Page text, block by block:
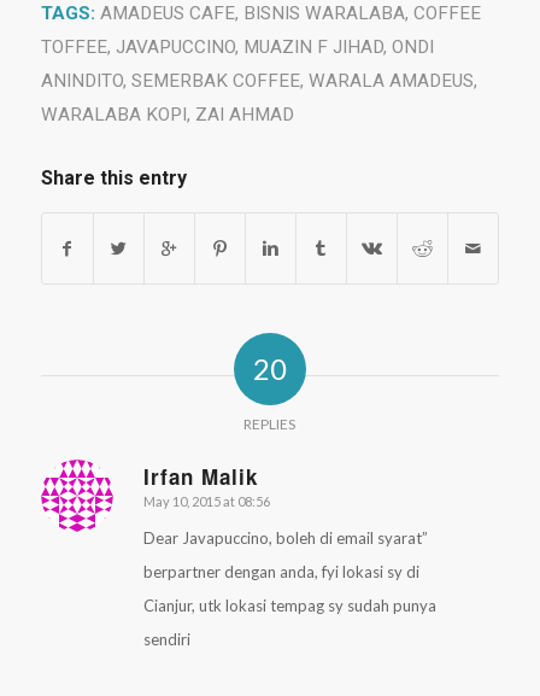
TAGS: AMADEUS CAFE, BISNIS WARALABA, COFFEE
TOFFEE, JAVAPUCCINO, MUAZIN F JIHAD, ONDI
ANINDITO, SEMERBAK COFFEE, WARALA AMADEUS,
WARALABA KOPI, ZAI AHMAD
Share this entry
20
REPLIES
Irfan Malik
says:
May 10, 2015 at 08:56
Dear Javapuccino, boleh di email syarat”
berpartner dengan anda, fyi lokasi sy di
Cianjur, utk lokasi tempag sy sudah punya
sendiri